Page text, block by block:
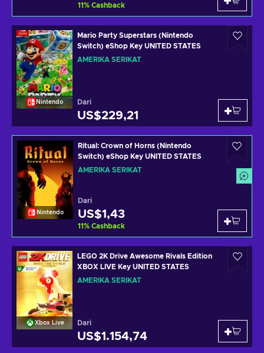
11% Cashback
Nintendo
Mario Party Superstars (Nintendo
Switch) eShop Key UNITED STATES
AMERIKA SERIKAT
Dari
US$229,21
Nintendo
Ritual: Crown of Horns (Nintendo
Switch) eShop Key UNITED STATES
AMERIKA SERIKAT
Dari
US$1,43
11% Cashback
Xbox Live
LEGO 2K Drive Awesome Rivals Edition
XBOX LIVE Key UNITED STATES
AMERIKA SERIKAT
Dari
US$1.154,74